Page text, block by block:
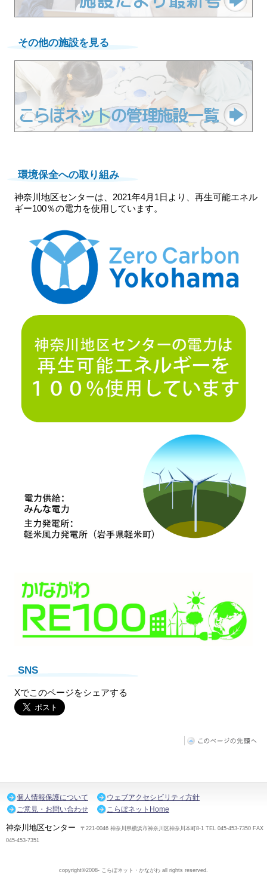
その他の施設を見る
環境保全への取り組み
神奈川地区センターは、2021年4月1日より、再生可能エネル
ギー100％の電力を使用しています。
SNS
Xでこのページをシェアする
個人情報保護について
ウェブアクセシビリティ方針
ご意見・お問い合わせ
こらぼネットHome
神奈川地区センター
〒221-0046 神奈川県横浜市神奈川区神奈川本町8-1 TEL 045-453-7350 FAX
045-453-7351
copyright©2008- こらぼネット・かながわ all rights reserved.